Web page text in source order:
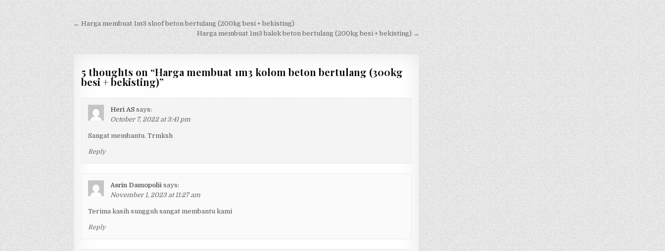
Post
navigation
← Harga membuat 1m3 sloof beton bertulang (200kg besi + bekisting)
Harga membuat 1m3 balok beton bertulang (200kg besi + bekisting) →
5 thoughts on “Harga membuat 1m3 kolom beton bertulang (300kg
besi + bekisting)”
Heri AS says:
October 7, 2022 at 3:41 pm
Sangat membantu. Trmksh
Reply
Asrin Damopolii says:
November 1, 2023 at 11:27 am
Terima kasih sungguh sangat membantu kami
Reply